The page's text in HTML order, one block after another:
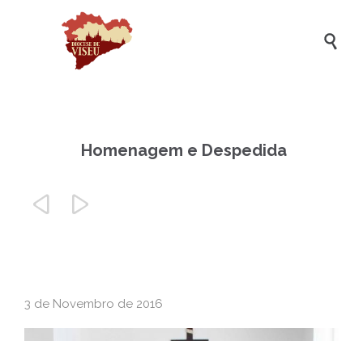

Homenagem e Despedida
 
3 de Novembro de 2016